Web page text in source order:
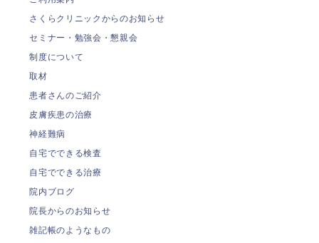
さくらクリニックからのお知らせ
セミナー・勉強会・懇親会
制度について
取材
患者さんのご紹介
皮膚疾患の治療
神経難病
自宅でできる検査
自宅でできる治療
院内ブログ
院長からのお知らせ
雑記帳のようなもの